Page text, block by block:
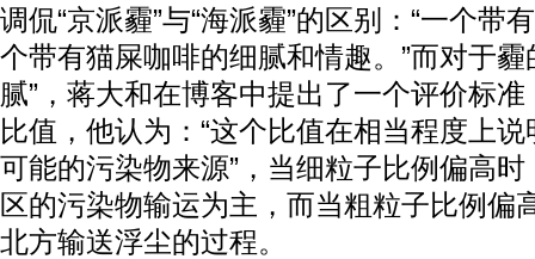
调侃“京派霾”与“海派霾”的区别：“一个带
个带有猫屎咖啡的细腻和情趣。”而对于霾
腻”，蒋大和在博客中提出了一个评价标
比值，他认为：“这个比值在相当程度上
可能的污染物来源”，当细粒子比例偏高
区的污染物输运为主，而当粗粒子比例偏
北方输送浮尘的过程。